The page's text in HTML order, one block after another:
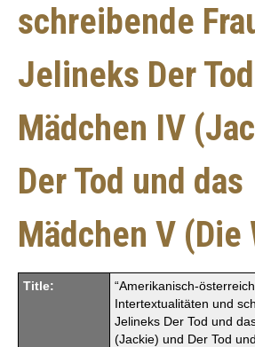
schreibende
Jelineks Der
Mädchen IV
Der Tod und das
Mädchen V (Die
Title:
“Amerikanisch-
Intertextualitäten und
Jelineks Der Tod und
(Jackie) und Der Tod